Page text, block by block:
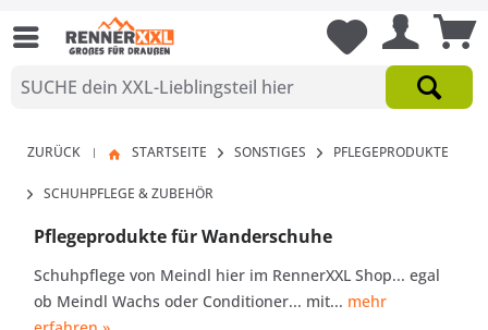
ZURÜCK | STARTSEITE SONSTIGES PFLEGEPRODUKTE
SCHUHPFLEGE & ZUBEHÖR
Pflegeprodukte für Wanderschuhe
Schuhpflege von Meindl hier im RennerXXL Shop... egal
ob Meindl Wachs oder Conditioner... mit... mehr